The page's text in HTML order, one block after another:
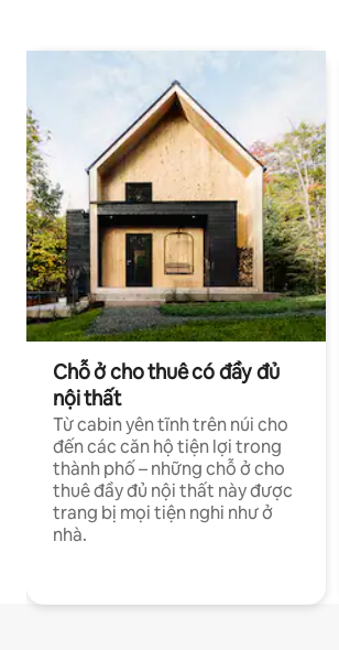
Chỗ ở cho thuê có đầy đủ
nội thất
Từ cabin yên tĩnh trên núi cho
đến các căn hộ tiện lợi trong
thành phố – những chỗ ở cho
thuê đầy đủ nội thất này được
trang bị mọi tiện nghi như ở
nhà.